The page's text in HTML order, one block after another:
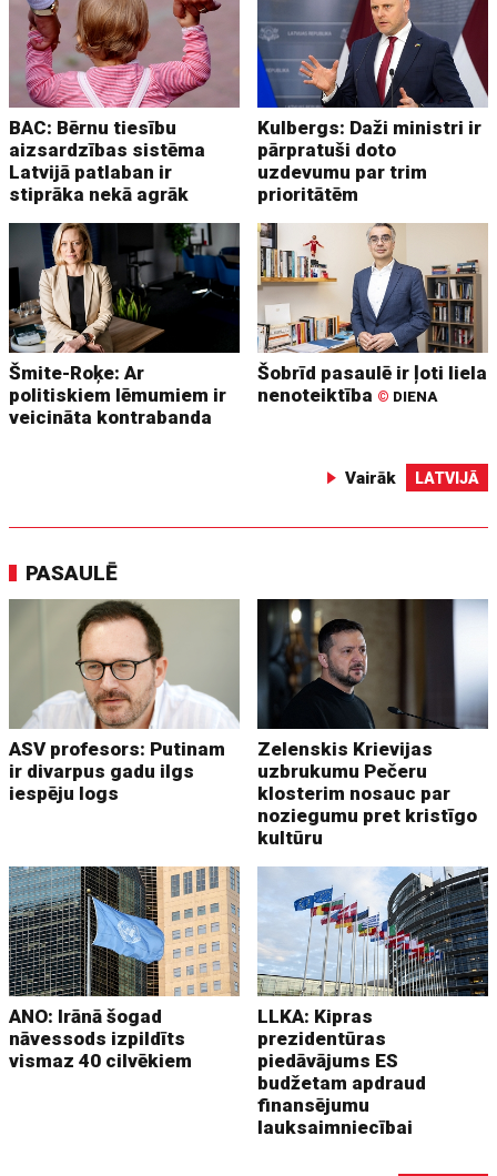
BAC: Bērnu tiesību
aizsardzības sistēma
Latvijā patlaban ir
stiprāka nekā agrāk
Kulbergs: Daži ministri ir
pārpratuši doto
uzdevumu par trim
prioritātēm
Šmite-Roķe: Ar
politiskiem lēmumiem ir
veicināta kontrabanda
Šobrīd pasaulē ir ļoti liela
nenoteiktība © DIENA
Vairāk LATVIJĀ
PASAULĒ
ASV profesors: Putinam
ir divarpus gadu ilgs
iespēju logs
Zelenskis Krievijas
uzbrukumu Pečeru
klosterim nosauc par
noziegumu pret kristīgo
kultūru
ANO: Irānā šogad
nāvessods izpildīts
vismaz 40 cilvēkiem
LLKA: Kipras
prezidentūras
piedāvājums ES
budžetam apdraud
finansējumu
lauksaimniecībai